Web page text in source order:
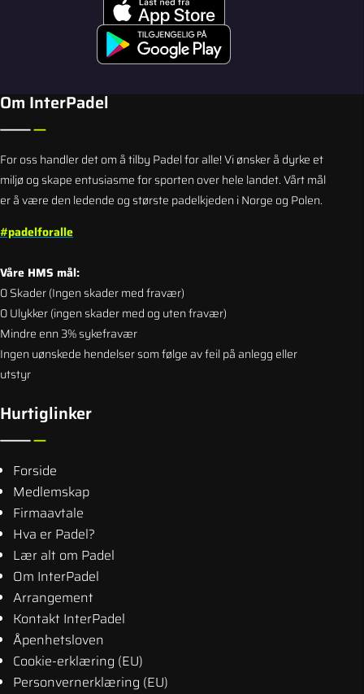
Om InterPadel
For oss handler det om å tilby Padel for alle! Vi ønsker å dyrke et
miljø og skape entusiasme for sporten over hele landet.Vårt mål
er å være den ledende og største padelkjeden i Norge og Polen.
#padelforalle
Våre HMS mål:
0Skader (Ingen skader med fravær)
0 Ulykker (ingen skader med og uten fravær)
Mindre enn 3% sykefravær
Ingen uønskede hendelser som følge av feil på anlegg eller
utstyr
Hurtiglinker
Forside
Medlemskap
Firmaavtale
Hva er Padel?
Lær alt om Padel
Om InterPadel
Arrangement
Kontakt InterPadel
Åpenhetsloven
Cookie-erklæring (EU)
Personvernerklæring (EU)